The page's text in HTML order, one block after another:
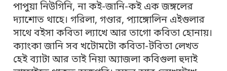
পাপুয়া নিউগিনি, না কই-জানি-কই এক জঙ্গলের
দ্যাশোত থাহে। গরিলা, গণ্ডার, প্যাঙ্গোলিন এইগুলার
সাথে বইসা কবিতা ল্যাখে আর তাগো কবিতা হোনায়।
ক্যাংকা জানি সব খটোমটো কবিতা-টবিতা লেখত
হেই ব্যাটা আর তাই নিয়া অ্যাজলা কবিগুলা হুদাই